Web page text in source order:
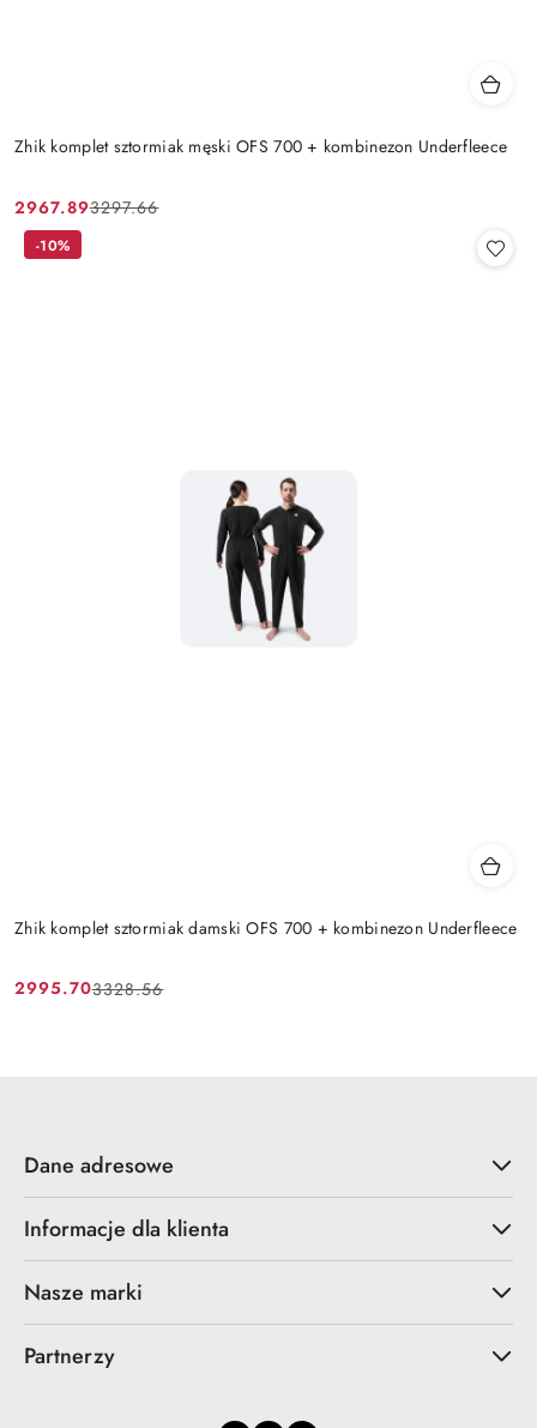
Zhik komplet sztormiak męski OFS 700 + kombinezon Underfleece
Cena
promocyjna:
2967.89
Cena
przed
3297.66
Zhik komplet sztormiak damski OFS 700 + kombinezon Underfleece
Cena
2995.70
Cena
3328.56
-10%
Dane adresowe
Informacje dla klienta
Nasze marki
Partnerzy